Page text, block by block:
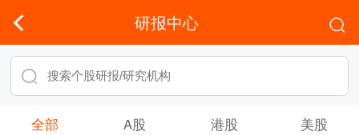
研报中心
全部 A股 港股 美股